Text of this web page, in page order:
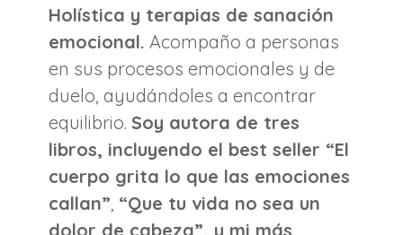
Holística y terapias de sanación
emocional. Acompaño a personas
en sus procesos emocionales y de
duelo, ayudándoles a encontrar
equilibrio. Soy autora de tres
libros, incluyendo el best seller “El
cuerpo grita lo que las emociones
callan”, “Que tu vida no sea un
dolor de cabeza”, y mi más